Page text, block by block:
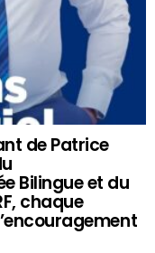
de Patrice
Bilingue et du
chaque